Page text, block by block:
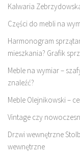
Kalwaria
Części do mebli na
Harmonogram
mieszkania? Grafik
Meble na wymiar –
znaleźć?
Meble Olejnikowski –
Vintage czy
Drzwi wewnętrzne
wewnętrzne